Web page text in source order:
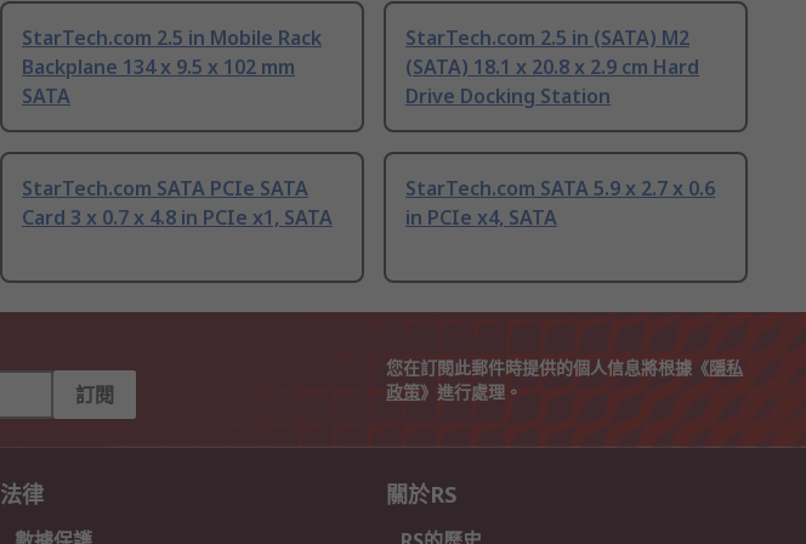
StarTech.com 2.5 in Mobile Rack
Backplane 134 x 9.5 x 102 mm
SATA
StarTech.com 2.5 in (SATA) M2
(SATA) 18.1 x 20.8 x 2.9 cm Hard
Drive Docking Station
StarTech.com SATA PCIe SATA
Card 3 x 0.7 x 4.8 in PCIe x1, SATA
StarTech.com SATA 5.9 x 2.7 x 0.6
in PCIe x4, SATA
訂閱
您在訂閱此郵件時提供的個人信息將根據《隱私
政策》進行處理。
法律 關於RS